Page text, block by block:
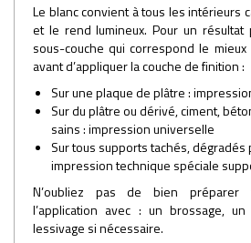
Le blanc convient à tous les intérieurs
et le rend lumineux. Pour un résultat
sous-couche qui correspond le
avant d’appliquer la couche de finition :
Sur une plaque de plâtre :
Sur du plâtre ou dérivé, ciment,
sains : impression universelle
Sur tous supports tachés, dégradés
impression technique spéciale
N’oubliez pas de bien préparer
l’application avec : un brossage,
lessivage si nécessaire.